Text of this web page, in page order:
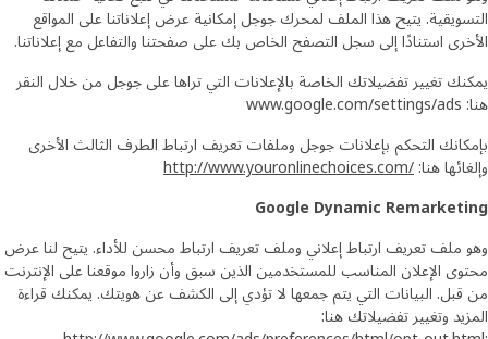
التسويقية. يتيح هذا الملف لمحرك جوجل إمكانية عرض إعلاناتنا على المواقع
الأخرى استنادًا إلى سجل التصفح الخاص بك على صفحتنا والتفاعل مع إعلاناتنا.
يمكنك تغيير تفضيلاتك الخاصة بالإعلانات التي تراها على جوجل من خلال النقر
هنا: www.google.com/settings/ads
بإمكانك التحكم بإعلانات جوجل وملفات تعريف ارتباط الطرف الثالث الأخرى
وإلغائها هنا: http://www.youronlinechoices.com/
Google Dynamic Remarketing
وهو ملف تعريف ارتباط إعلاني وملف تعريف ارتباط محسن للأداء. يتيح لنا عرض
محتوى الإعلان المناسب للمستخدمين الذين سبق وأن زاروا موقعنا على الإنترنت
من قبل. البيانات التي يتم جمعها لا تؤدي إلى الكشف عن هويتك. يمكنك قراءة
المزيد وتغيير تفضيلاتك هنا: